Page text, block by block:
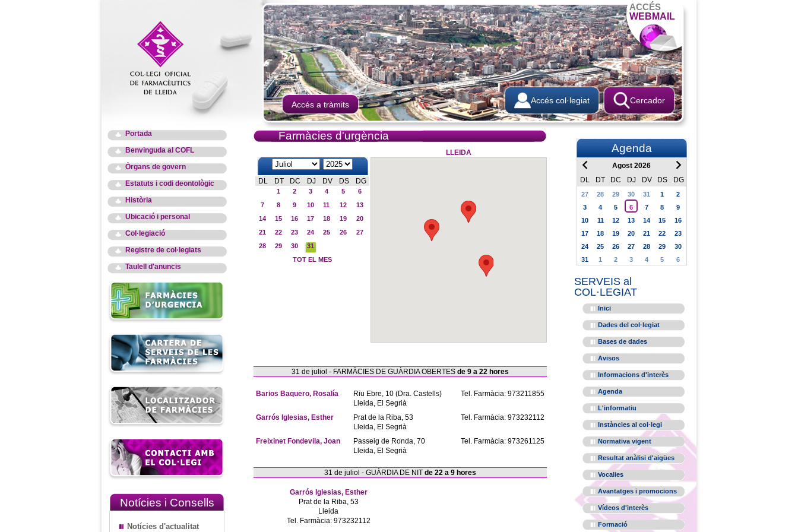
ACCÉS
WEBMAIL
Accés a tràmits Cercador
Accés col·legiat
Portada
Benvinguda al COFL
Òrgans de govern
Estatuts i codi deontològic
Història
Ubicació i personal
Col·legiació
Registre de col·legiats
Taulell d'anuncis
Notícies i Consells
Notícies d'actualitat
Farmàcies d'urgència
DL DT DC DJ DV DS DG
1 2 3 4 5
6
7
8 9 10 11 12
13
14
15 16 17 18 19
20
21
22 23 24 25 26
27
28
29 30
31
TOT EL MES
LLEIDA
31 de juliol - FARMÀCIES DE GUÀRDIA OBERTES de 9 a 22 hores
Barios Baquero, Rosalía
Riu Ebre, 10 (Dra. Castells)
Lleida, El Segrià
Tel. Farmàcia: 973211855
Garrós Iglesias, Esther
Prat de la Riba, 53
Lleida, El Segrià
Tel. Farmàcia: 973232112
Freixinet Fondevila, Joan
Passeig de Ronda, 70
Lleida, El Segrià
Tel. Farmàcia: 973261125
31 de juliol - GUÀRDIA DE NIT de 22 a 9 hores
Garrós Iglesias, Esther
Prat de la Riba, 53
Lleida
Tel. Farmàcia: 973232112
Agenda
Agost 2026
DL
DT DC DJ DV DS DG
27 28 29 30 31 1
2
3
4 5 6 7 8
9
10
11 12 13 14 15
16
17
18 19 20 21 22
23
24
25 26 27 28 29
30
31
1 2 3 4 5 6
SERVEIS al
COL·LEGIAT
Inici
Dades del col·legiat
Bases de dades
Avisos
Informacions d'interès
Agenda
L'informatiu
Instàncies al col·legi
Normativa vigent
Resultat anàlisi d'aigües
Vocalies
Avantatges i promocions
Vídeos d'interès
Formació